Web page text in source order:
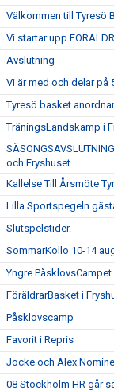
Välkommen till Tyresö
Vi startar upp
Avslutning
Vi är med och delar på
Tyresö basket
TräningsLandskamp i
och Fryshuset
Kallelse Till Årsmöte
Lilla Sportspegeln
Slutspelstider.
SommarKollo 10-14
Yngre PåsklovsCampet
FöräldrarBasket i
Påsklovscamp
Favorit i Repris
Jocke och Alex
08 Stockholm HR går